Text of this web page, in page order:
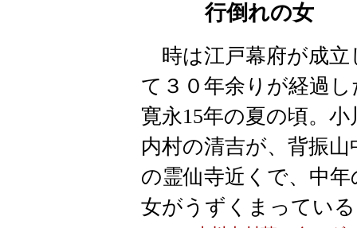
行倒れの女
時は江戸幕府が成立
て３０年余りが経過し
寛永15年の夏の頃。小
内村の清吉が、背振山
の霊仙寺近くで、中年
女がうずくまってい